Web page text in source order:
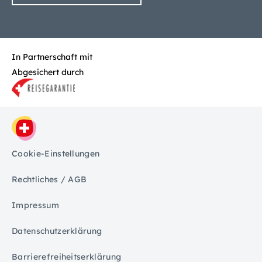
In Partnerschaft mit
Abgesichert durch
Cookie-Einstellungen
Rechtliches / AGB
Impressum
Datenschutzerklärung
Barrierefreiheitserklärung